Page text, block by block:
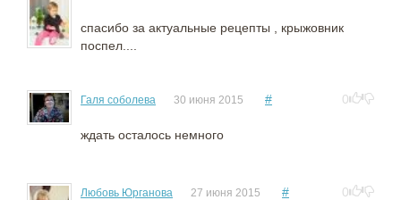
спасибо за актуальные рецепты , крыжовник
поспел....
Галя соболева 30 июня 2015 # 0
ждать осталось немного
Любовь Юрганова 27 июня 2015 # 0